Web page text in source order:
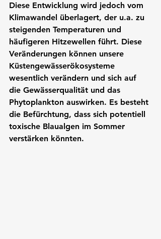
Diese Entwicklung wird jedoch vom
Klimawandel überlagert, der u.a. zu
steigenden Temperaturen und
häufigeren Hitzewellen führt. Diese
Veränderungen können unsere
Küstengewässerökosysteme
wesentlich verändern und sich auf
die Gewässerqualität und das
Phytoplankton auswirken. Es besteht
die Befürchtung, dass sich potentiell
toxische Blaualgen im Sommer
verstärken könnten.